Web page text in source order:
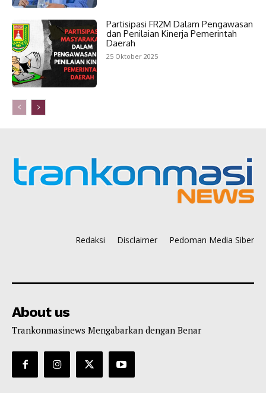
Partisipasi FR2M Dalam Pengawasan
dan Penilaian Kinerja Pemerintah
Daerah
25 Oktober 2025
Redaksi Disclaimer Pedoman Media Siber
About us
Trankonmasinews Mengabarkan dengan Benar